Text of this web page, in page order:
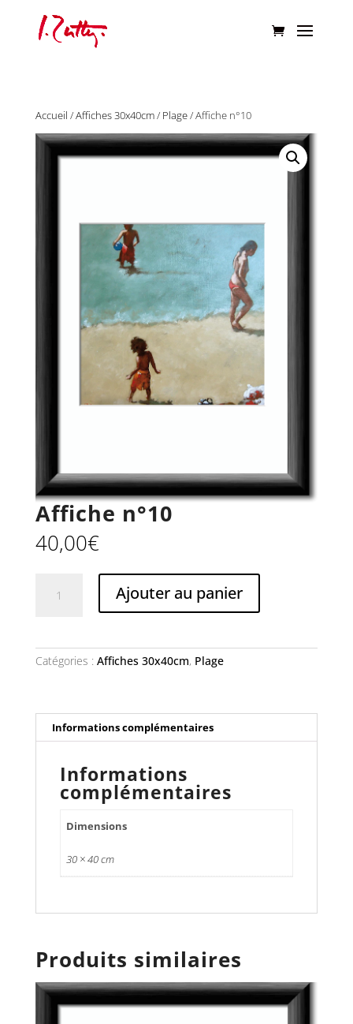
Accueil /Affiches 30x40cm/ Plage/ Affiche n°10
Affiche n°10
40,00€
Ajouter au panier
Catégories : Affiches 30x40cm, Plage
Informations complémentaires
Informations
complémentaires
Dimensions
30 × 40 cm
Produits similaires